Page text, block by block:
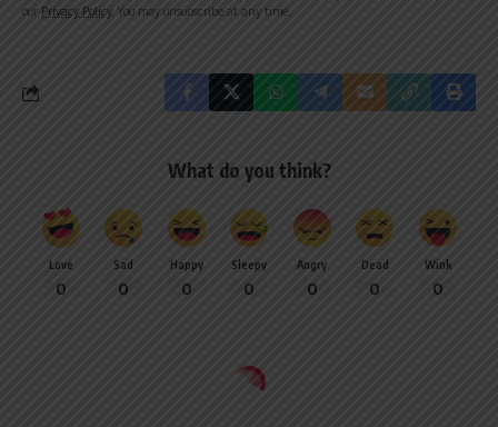
our Privacy Policy. You may unsubscribe at any time.
What do you think?
Love
0
Sad
0
Happy
0
Sleepy
0
Angry
0
Dead
0
Wink
0